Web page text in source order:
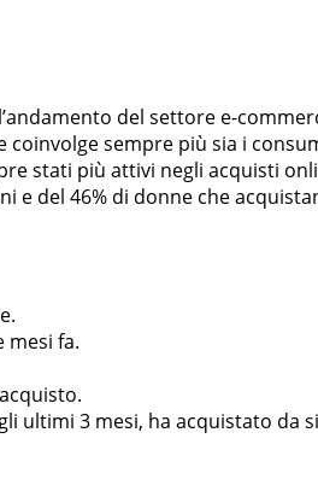
del settore e-
sempre più sia i
stati più attivi negli acquisti
e del 46% di donne che
mesi fa.
3 mesi, ha acquistato da